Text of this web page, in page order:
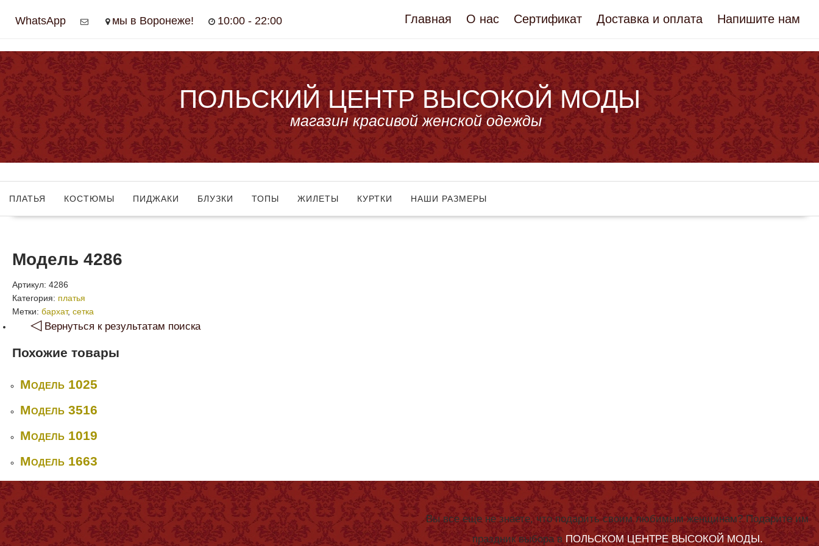
WhatsApp мы в Воронеже! 10:00 - 22:00 Главная О нас Сертификат Доставка и оплата Напишите нам
ПОЛЬСКИЙ ЦЕНТР ВЫСОКОЙ МОДЫ
магазин красивой женской одежды
ПЛАТЬЯ КОСТЮМЫ ПИДЖАКИ БЛУЗКИ ТОПЫ ЖИЛЕТЫ КУРТКИ НАШИ РАЗМЕРЫ
Модель 4286
Артикул: 4286
Категория: платья
Метки: бархат, сетка
◁ Вернуться к результатам поиска
Похожие товары
Модель 1025
Модель 3516
Модель 1019
Модель 1663
Вы все еще не знаете, что подарить своим любимым женщинам? Подарите им
праздник выбора в ПОЛЬСКОМ ЦЕНТРЕ ВЫСОКОЙ МОДЫ.